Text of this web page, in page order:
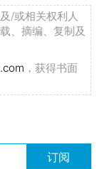
/或相关权利人
、摘编、复制及
，获得书面
订阅